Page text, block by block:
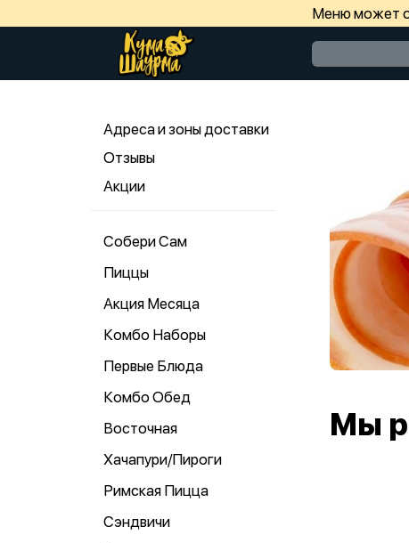
Меню может
Адреса и зоны доставки
Отзывы
Акции
Собери Сам
Пиццы
Акция Месяца
Комбо Наборы
Первые Блюда
Комбо Обед
Восточная
Хачапури/Пироги
Римская Пицца
Сэндвичи
Мы